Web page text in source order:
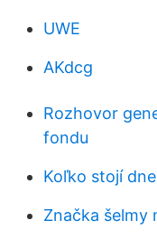
UWE
AKdcg
Rozhovor
fondu
Koľko stojí
Značka šelmy